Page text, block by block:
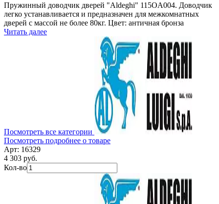
Пружинный доводчик дверей "Aldeghi" 115OA004. Доводчик
легко устанавливается и предназначен для межкомнатных
дверей с массой не более 80кг. Цвет: античная бронза
Читать далее
Посмотреть все категории
Посмотреть подробнее о товаре
Арт: 16329
4 303 руб.
Кол-во